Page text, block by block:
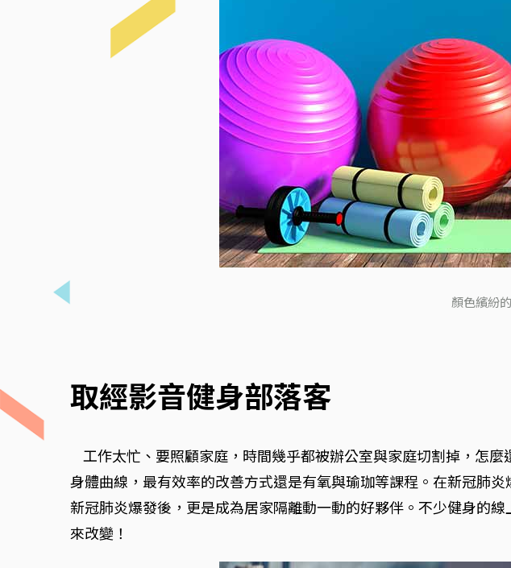
顏色繽紛
取經影音健身部落客
工作太忙、要照顧家庭，時間幾乎都被辦公室與家庭切割掉，怎
身體曲線，最有效率的改善方式還是有氧與瑜珈等課程。在新冠肺
新冠肺炎爆發後，更是成為居家隔離動一動的好夥伴。不少健身的
來改變！